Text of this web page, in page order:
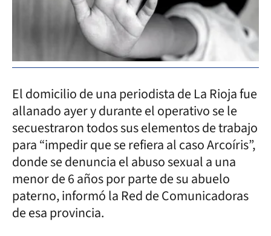
El domicilio de una periodista de La Rioja fue
allanado ayer y durante el operativo se le
secuestraron todos sus elementos de trabajo
para “impedir que se refiera al caso Arcoíris”,
donde se denuncia el abuso sexual a una
menor de 6 años por parte de su abuelo
paterno, informó la Red de Comunicadoras
de esa provincia.